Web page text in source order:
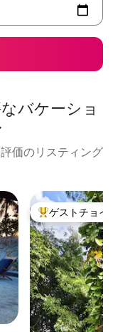
バケーショ
価のリスティング
大好評のゲスト
ゲストチョイス